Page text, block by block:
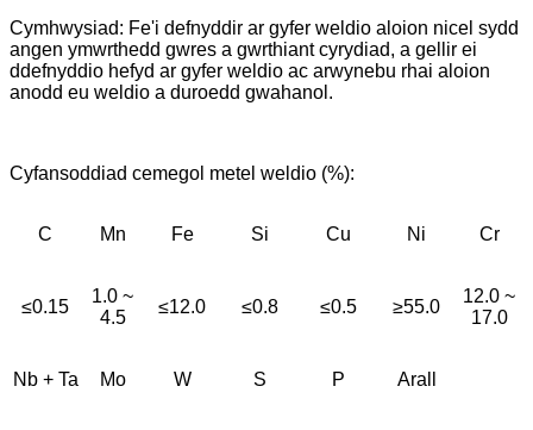
Cymhwysiad: Fe'i defnyddir ar gyfer weldio aloion nicel sydd
angen ymwrthedd gwres a gwrthiant cyrydiad, a gellir ei
ddefnyddio hefyd ar gyfer weldio ac arwynebu rhai aloion
anodd eu weldio a duroedd gwahanol.
Cyfansoddiad cemegol metel weldio (%):
C Mn Fe Si Cu Ni Cr
≤0.15
1.0 ~
4.5
≤12.0 ≤0.8 ≤0.5 ≥55.0
12.0 ~
17.0
Nb + Ta Mo W S P Arall